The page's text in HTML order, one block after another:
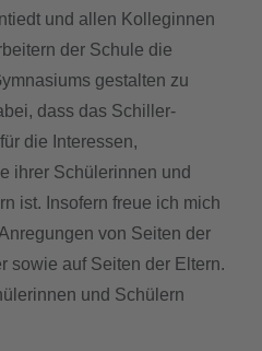
und allen Kolleginnen
der Schule die
gestalten zu
dass das Schiller-
die Interessen,
ihrer Schülerinnen und
ist. Insofern freue ich mich
von Seiten der
sowie auf Seiten der Eltern.
und Schülern